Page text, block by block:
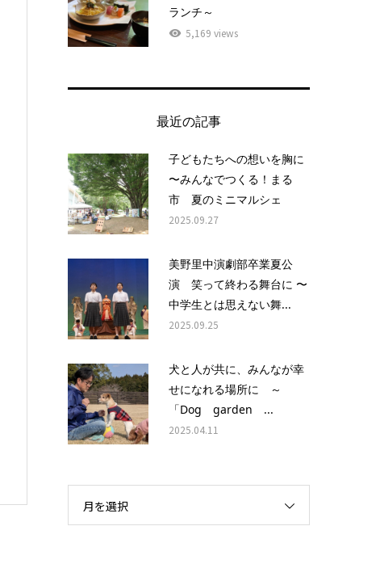
ランチ～
5,169 views
最近の記事
子どもたちへの想いを胸に
〜みんなでつくる！まる
市 夏のミニマルシェ
2025.09.27
美野里中演劇部卒業夏公
演 笑って終わる舞台に 〜
中学生とは思えない舞...
2025.09.25
犬と人が共に、みんなが幸
せになれる場所に ～
「Dog garden ...
2025.04.11
月を選択